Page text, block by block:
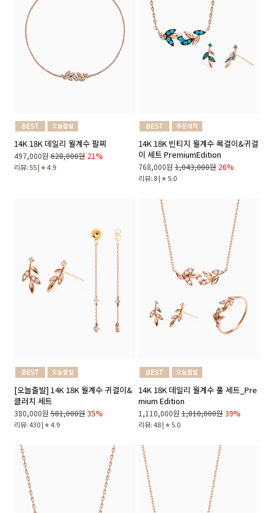
14K 18K 데일리 월계수 팔찌
497,000원 628,000원 21%
리뷰: 55 | 4.9
14K 18K 빈티지 월계수 목걸이&귀걸
이 세트 PremiumEdition
768,000원 1,043,000원 26%
리뷰: 8 | 5.0
[오늘출발] 14K 18K 월계수 귀걸이&
클러치 세트
380,000원 581,000원 35%
리뷰: 430 | 4.9
14K 18K 데일리 월계수 풀 세트_Pre
mium Edition
1,110,000원 1,810,000원 39%
리뷰: 48 | 5.0